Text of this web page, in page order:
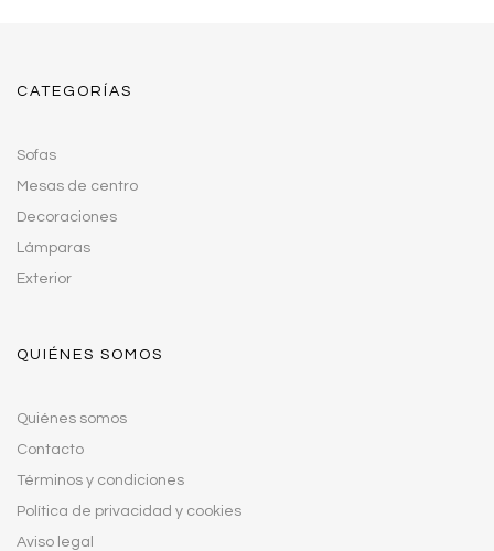
CATEGORÍAS
Sofas
Mesas de centro
Decoraciones
Lámparas
Exterior
QUIÉNES SOMOS
Quiénes somos
Contacto
Términos y condiciones
Política de privacidad y cookies
Aviso legal